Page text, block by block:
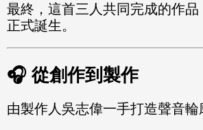
最終，這首三人共同完成的作品
正式誕生。
🎧 從創作到製作
由製作人吳志偉一手打造聲音輪